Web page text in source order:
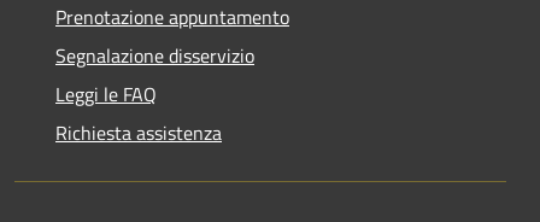
Prenotazione appuntamento
Segnalazione disservizio
Leggi le FAQ
Richiesta assistenza